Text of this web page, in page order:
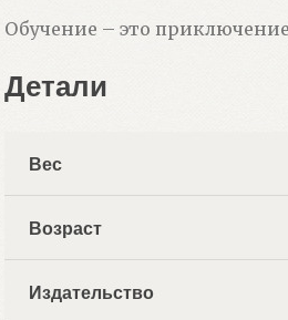
Обучение – это
Детали
Вес
Возраст
Издательство